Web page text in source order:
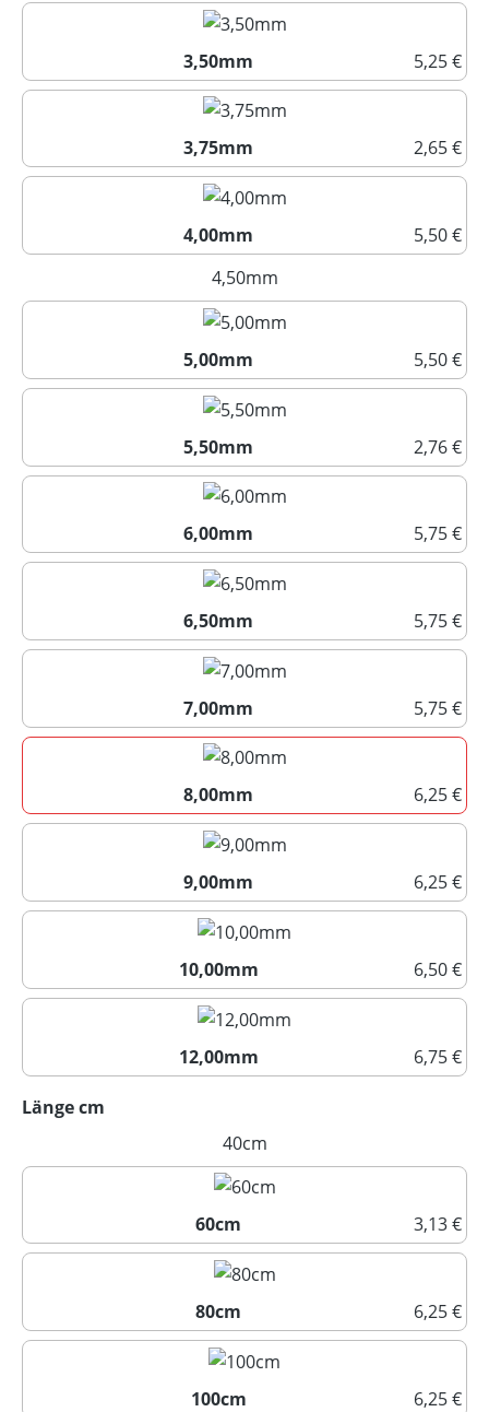
3,25mm
3,50mm
5,25 €
3,50mm
3,75mm
2,65 €
3,75mm
4,00mm
5,50 €
4,00mm
4,50mm(Diese Option ist zurzeit
5,00mm
5,50 €
5,00mm
5,50mm
2,76 €
5,50mm
6,00mm
5,75 €
6,00mm
6,50mm
5,75 €
6,50mm
7,00mm
5,75 €
7,00mm
8,00mm
6,25 €
8,00mm
9,00mm
6,25 €
9,00mm
10,00mm
6,50 €
10,00mm
12,00mm
6,75 €
Länge cm
40cm(Diese Option ist zurzeit nicht
60cm
3,13 €
60cm
80cm
6,25 €
80cm
100cm
6,25 €